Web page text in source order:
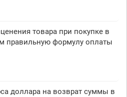
товара при покупке в
правильную формулу оплаты
доллара на возврат суммы в